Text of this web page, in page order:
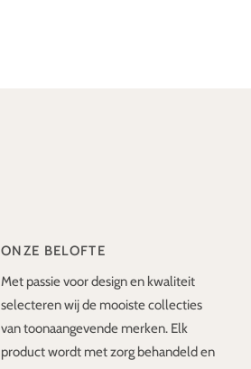
ONZE BELOFTE
Met passie voor design en kwaliteit
selecteren wij de mooiste collecties
van toonaangevende merken. Elk
product wordt met zorg behandeld en